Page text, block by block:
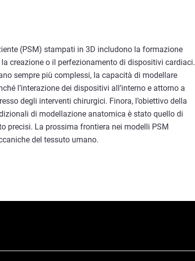
(PSM) stampati in 3D includono la formazione
creazione o il perfezionamento di dispositivi cardiaci.
sempre più complessi, la capacità di modellare
l’interazione dei dispositivi all’interno e attorno a
degli interventi chirurgici. Finora, l’obiettivo della
di modellazione anatomica è stato quello di
precisi. La prossima frontiera nei modelli PSM
del tessuto umano.